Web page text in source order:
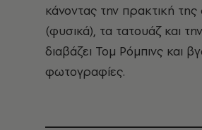
κάνοντας την πρακτική της
(φυσικά), τα τατουάζ και
διαβάζει Τομ Ρόμπινς και
φωτογραφίες.